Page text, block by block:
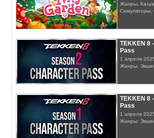
Жанры:
Симуляторы,
TEKKEN 8
Pass
1 апреля
Жанры:
TEKKEN 8
Pass
1 апреля
Жанры: